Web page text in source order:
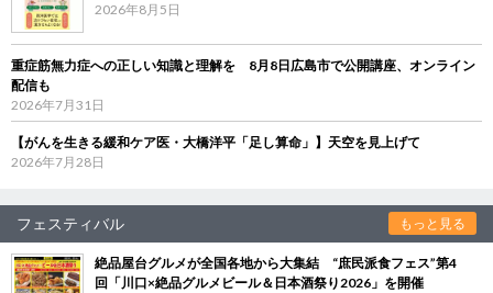
2026年8月5日
重症筋無力症への正しい知識と理解を 8月8日広島市で公開講座、オンライン
配信も
2026年7月31日
【がんを生きる緩和ケア医・大橋洋平「足し算命」】天空を見上げて
2026年7月28日
フェスティバル もっと見る
絶品屋台グルメが全国各地から大集結 “庶民派食フェス”第4
回「川口×絶品グルメビール＆日本酒祭り2026」を開催